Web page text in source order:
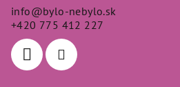
info@bylo-nebylo.sk
+420 775 412 227